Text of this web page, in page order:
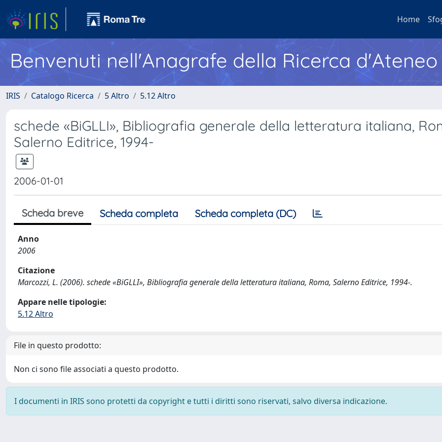
Home
Benvenuti nell'Anagrafe della Ricerca d'Ateneo
IRIS Catalogo Ricerca 5 Altro 5.12 Altro
schede «BiGLLI», Bibliografia generale della letteratura italiana,
Salerno Editrice, 1994-
2006-01-01
Scheda breve Scheda completa Scheda completa (DC)
Anno
2006
Citazione
Marcozzi, L. (2006). schede «BiGLLI», Bibliografia generale della letteratura italiana, Roma, Salerno Editrice, 1994-.
Appare nelle tipologie:
5.12 Altro
File in questo prodotto:
Non ci sono file associati a questo prodotto.
I documenti in IRIS sono protetti da copyright e tutti i diritti sono riservati, salvo diversa indicazione.